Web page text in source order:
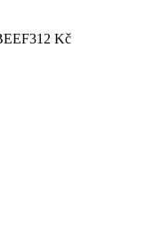
312 Kč